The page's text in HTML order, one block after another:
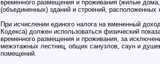
временного размещения и проживания (жилые
(объединенных) зданий и строений,
При исчислении единого налога на вмененный
Кодекса) должен использоваться физический
временного размещения и проживания, за
межэтажных лестниц, общих санузлов, саун и
помещений.